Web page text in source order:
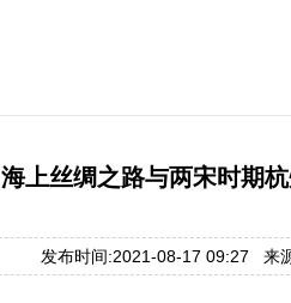
海上丝绸之路与两宋时期
发布时间:2021-08-17 09:27 来